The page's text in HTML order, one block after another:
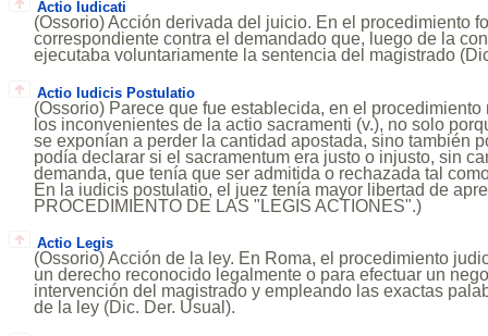
Actio Iudicati
(Ossorio) Acción derivada del juicio. En el procedimiento
correspondiente contra el demandado que, luego de la
ejecutaba voluntariamente la sentencia del magistrado
Actio Iudicis Postulatio
(Ossorio) Parece que fue establecida, en el
los inconvenientes de la actio sacramenti (v.), no solo
se exponían a perder la cantidad apostada, sino también
podía declarar si el sacramentum era justo o injusto, sin
demanda, que tenía que ser admitida o rechazada tal
En la iudicis postulatio, el juez tenía mayor libertad de
PROCEDIMIENTO DE LAS "LEGIS ACTIONES".)
Actio Legis
(Ossorio) Acción de la ley. En Roma, el procedimiento
un derecho reconocido legalmente o para efectuar un
intervención del magistrado y empleando las exactas
de la ley (Dic. Der. Usual).